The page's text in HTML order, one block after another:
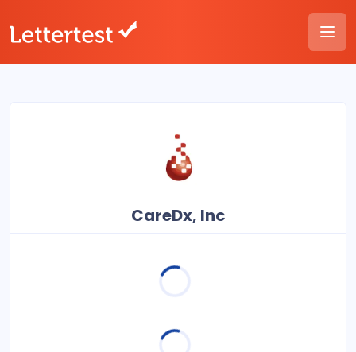
CareDx, Inc